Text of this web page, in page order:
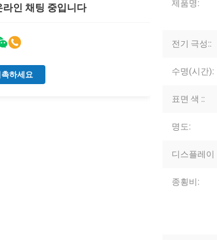
라인 채팅 중입니다
하세요
제품명:
전기 극성::
수명(시간):
표면 색 ::
명도:
디스플레이
종횡비: